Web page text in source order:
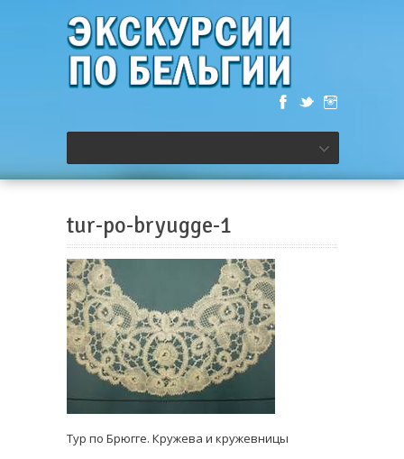
tur-po-bryugge-1
Тур по Брюгге. Кружева и кружевницы